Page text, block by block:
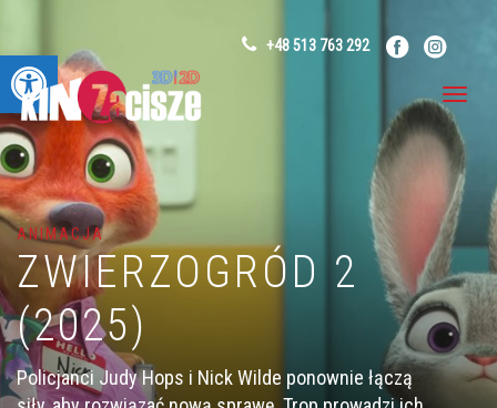
Otwórz pasek narzędzi +48 513 763 292
ANIMACJA
ZWIERZOGRÓD 2
(2025)
Policjanci Judy Hops i Nick Wilde ponownie łączą